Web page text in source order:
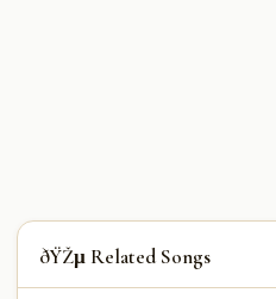
ðŸŽµ Related Songs